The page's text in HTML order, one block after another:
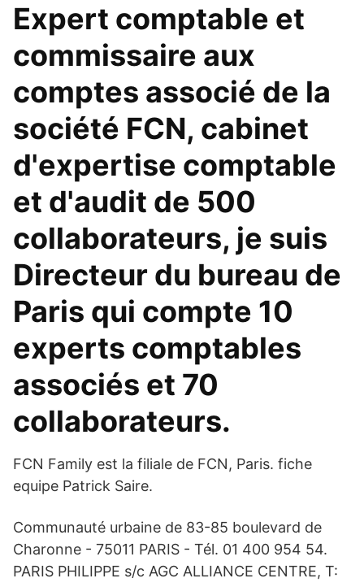
Expert comptable et
commissaire aux
comptes associé de la
société FCN, cabinet
d'expertise comptable
et d'audit de 500
collaborateurs, je suis
Directeur du bureau de
Paris qui compte 10
experts comptables
associés et 70
collaborateurs.
FCN Family est la filiale de FCN, Paris. fiche
equipe Patrick Saire.
Communauté urbaine de 83-85 boulevard de
Charonne - 75011 PARIS - Tél. 01 400 954 54.
PARIS PHILIPPE s/c AGC ALLIANCE CENTRE, T: